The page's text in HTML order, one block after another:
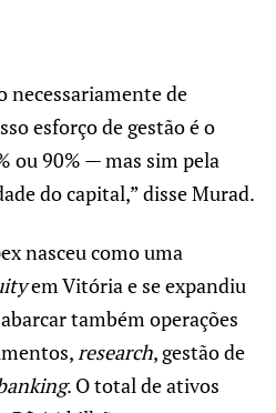
necessariamente de
esforço de gestão é o
ou 90% — mas sim pela
do capital,” disse Murad.
nasceu como uma
em Vitória e se expandiu
também operações
research, gestão de
. O total de ativos